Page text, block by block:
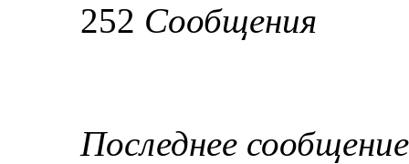
252 Сообщения
Последнее сообщение